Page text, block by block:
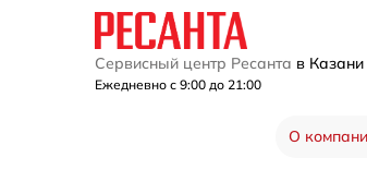
Сервисный центр Ресанта в Казани
Ежедневно с 9:00 до 21:00
О